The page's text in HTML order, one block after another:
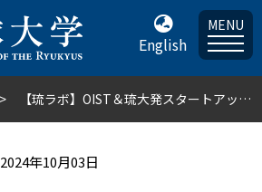
English
MENU
【琉ラボ】OIST＆琉大発スタートアップピッチイベントをCIC東京で開催しました！
2024年10月03日